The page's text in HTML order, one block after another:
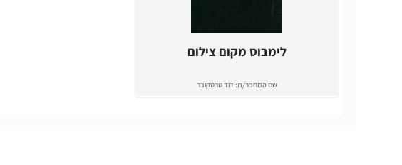
לימבוס מקום צילום
שם המחבר/ת:דוד טרטקובר